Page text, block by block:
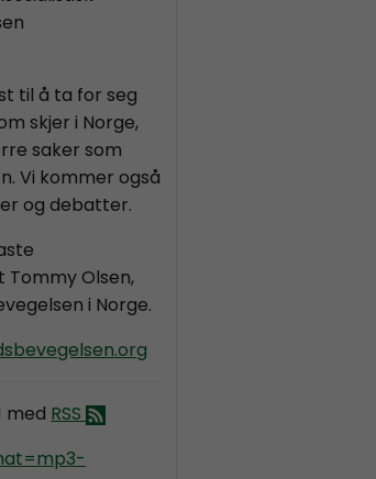
til å ta for seg
skjer i Norge,
saker som
Vi kommer også
og debatter.
Tommy Olsen,
i Norge.
med RSS